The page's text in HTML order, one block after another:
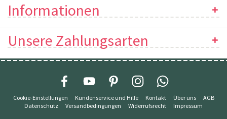
Informationen
Unsere Zahlungsarten
Cookie-Einstellungen Kundenservice und Hilfe Kontakt Über uns
AGB
Datenschutz
Versandbedingungen Widerrufsrecht Impressum